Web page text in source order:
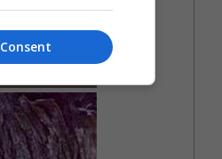
Consent